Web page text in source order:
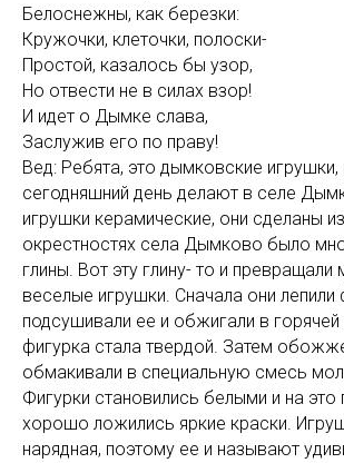
Белоснежны, как березки:
Кружочки, клеточки, полоски-
Простой, казалось бы узор,
Но отвести не в силах взор!
И идет о Дымке слава,
Заслужив его по праву!
Вед: Ребята, это дымковские игрушки,
сегодняшний день делают в селе
игрушки керамические, они сделаны
окрестностях села Дымково было
глины. Вот эту глину- то и превращали
веселые игрушки. Сначала они лепили
подсушивали ее и обжигали в горячей
фигурка стала твердой. Затем
обмакивали в специальную смесь
Фигурки становились белыми и на это
хорошо ложились яркие краски.
нарядная, поэтому ее и называют